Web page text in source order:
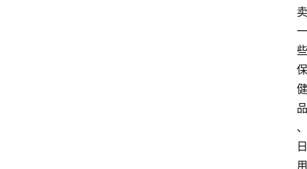
卖
一
些
保
健
品
、
日
用